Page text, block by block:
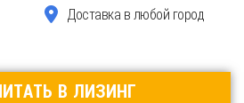
Доставка в любой город
В ЛИЗИНГ